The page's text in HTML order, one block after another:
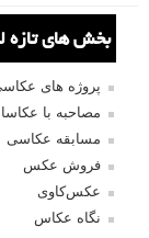
بخش های تازه
پروژه های
مصاحبه با
مسابقه عکاسی
فروش عکس
عکس‌کاوی
نگاه عکاس